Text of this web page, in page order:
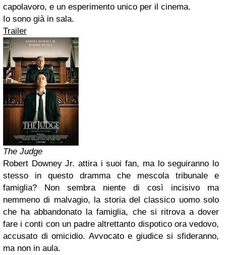
capolavoro, e un esperimento unico per il cinema.
Io sono già in sala.
Trailer
The Judge
Robert Downey Jr. attira i suoi fan, ma lo seguiranno lo
stesso in questo dramma che mescola tribunale e
famiglia? Non sembra niente di così incisivo ma
nemmeno di malvagio, la storia del classico uomo solo
che ha abbandonato la famiglia, che si ritrova a dover
fare i conti con un padre altrettanto dispotico ora vedovo,
accusato di omicidio. Avvocato e giudice si sfideranno,
ma non in aula.